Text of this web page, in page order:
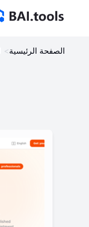
Bai.tools
الصفحة الرئيسية>